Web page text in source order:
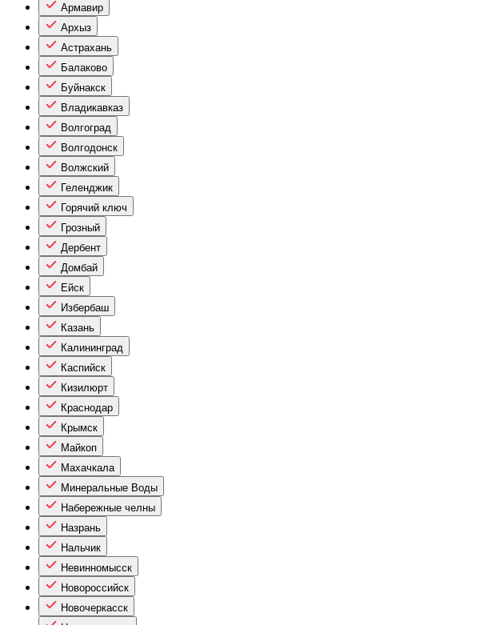
Армавир
Архыз
Астрахань
Балаково
Буйнакск
Владикавказ
Волгоград
Волгодонск
Волжский
Геленджик
Горячий ключ
Грозный
Дербент
Домбай
Ейск
Избербаш
Казань
Калининград
Каспийск
Кизилюрт
Краснодар
Крымск
Майкоп
Махачкала
Минеральные Воды
Набережные челны
Назрань
Нальчик
Невинномысск
Новороссийск
Новочеркасск